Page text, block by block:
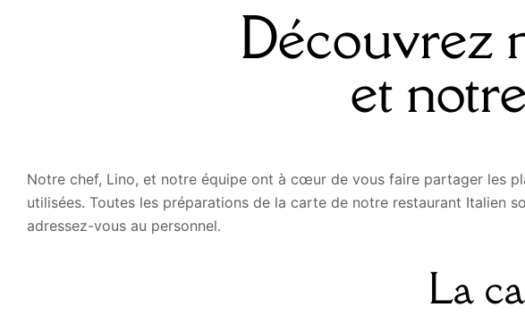
Découvrez
et
Notre chef, Lino, et notre équipe ont à cœur de vous faire partager les
utilisées. Toutes les préparations de la carte de notre restaurant Italien
adressez-vous au personnel.
La